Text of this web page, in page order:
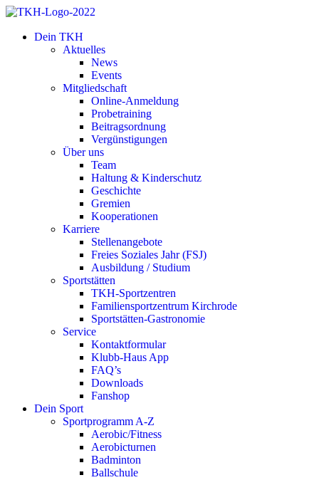
Dein TKH
Aktuelles
News
Events
Mitgliedschaft
Online-Anmeldung
Probetraining
Beitragsordnung
Vergünstigungen
Über uns
Team
Haltung & Kinderschutz
Geschichte
Gremien
Kooperationen
Karriere
Stellenangebote
Freies Soziales Jahr (FSJ)
Ausbildung / Studium
Sportstätten
TKH-Sportzentren
Familiensportzentrum Kirchrode
Sportstätten-Gastronomie
Service
Kontaktformular
Klubb-Haus App
FAQ’s
Downloads
Fanshop
Dein Sport
Sportprogramm A-Z
Aerobic/Fitness
Aerobicturnen
Badminton
Ballschule